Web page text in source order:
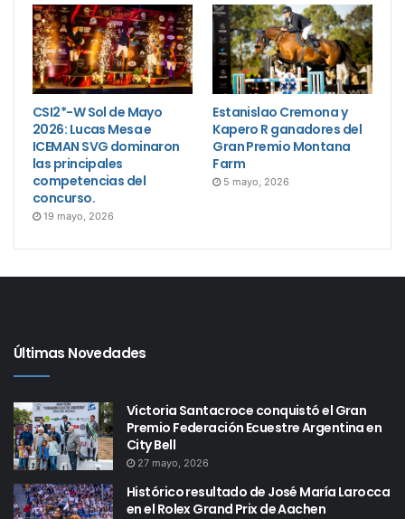
CSI2*-W Sol de Mayo
2026: Lucas Mesa e
ICEMAN SVG dominaron
las principales
competencias del
concurso.
19 mayo, 2026
Estanislao Cremona y
Kapero R ganadores del
Gran Premio Montana
Farm
5 mayo, 2026
Últimas Novedades
Victoria Santacroce conquistó el Gran
Premio Federación Ecuestre Argentina en
City Bell
27 mayo, 2026
Histórico resultado de José María Larocca
en el Rolex Grand Prix de Aachen